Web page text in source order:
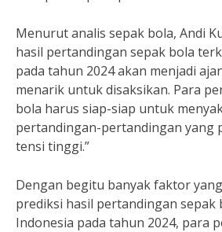
Menurut analis sepak bola, Andi
hasil pertandingan sepak bola
pada tahun 2024 akan menjadi
menarik untuk disaksikan. Para
bola harus siap-siap untuk
pertandingan-pertandingan yang
tensi tinggi.”
Dengan begitu banyak faktor
prediksi hasil pertandingan sepak
Indonesia pada tahun 2024, para